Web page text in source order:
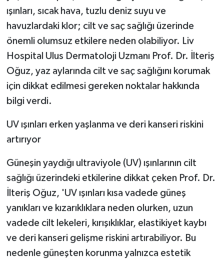
ışınları, sıcak hava, tuzlu deniz suyu ve
havuzlardaki klor; cilt ve saç sağlığı üzerinde
önemli olumsuz etkilere neden olabiliyor. Liv
Hospital Ulus Dermatoloji Uzmanı Prof. Dr. İlteriş
Oğuz, yaz aylarında cilt ve saç sağlığını korumak
için dikkat edilmesi gereken noktalar hakkında
bilgi verdi.
UV ışınları erken yaşlanma ve deri kanseri riskini
artırıyor
Güneşin yaydığı ultraviyole (UV) ışınlarının cilt
sağlığı üzerindeki etkilerine dikkat çeken Prof. Dr.
İlteriş Oğuz, 'UV ışınları kısa vadede güneş
yanıkları ve kızarıklıklara neden olurken, uzun
vadede cilt lekeleri, kırışıklıklar, elastikiyet kaybı
ve deri kanseri gelişme riskini artırabiliyor. Bu
nedenle güneşten korunma yalnızca estetik